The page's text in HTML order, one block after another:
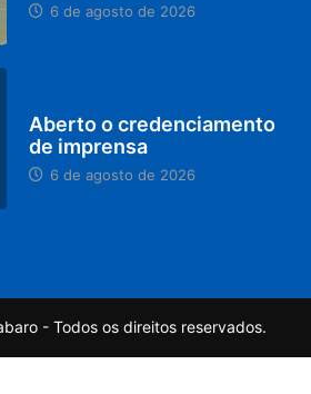
6 de agosto de 2026
Aberto o credenciamento
de imprensa
6 de agosto de 2026
- Todos os direitos reservados.